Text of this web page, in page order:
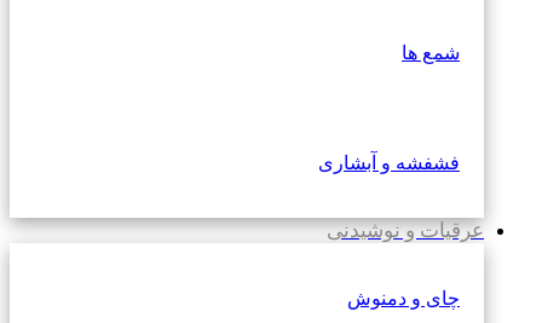
شمع ها
فشفشه و آبشاری
عرقیات و نوشیدنی
چای و دمنوش